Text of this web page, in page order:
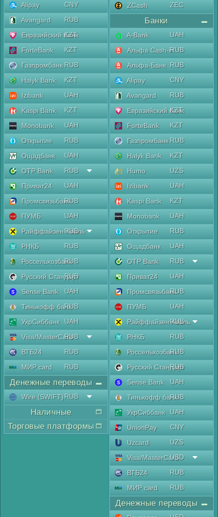
Alipay
CNY
Avangard
RUB
Евразийский банк
KZT
ForteBank
KZT
Газпромбанк RUB
Halyk Bank
KZT
Izibank
UAH
Kaspi Bank
KZT
Monobank
UAH
Открытие
RUB
Ощадбанк
UAH
OTP Bank
RUB
Приват24
UAH
ПромсвязьбанкRUB
ПУМБ
UAH
Райффайзен Аваль
RUB
РНКБ
RUB
РоссельхозбанкRUB
Русский Стандарт
RUB
Sense Bank
UAH
Тинькофф банкRUB
УкрСиббанк
UAH
Visa/MasterCard
RUB
ВТБ24
RUB
МИР card
RUB
Денежные переводы
Wire (SWIFT)RUB
Наличные
Торговые платформы
ZCash
ZEC
Банки
A-Bank
UAH
Альфа Cash-inRUB
Альфа-Банк RUB
Alipay
CNY
Avangard
RUB
Евразийский банк
KZT
ForteBank
KZT
Газпромбанк RUB
Halyk Bank
KZT
Humo
UZS
Izibank
UAH
Kaspi Bank
KZT
Monobank
UAH
Открытие
RUB
Ощадбанк
UAH
OTP Bank
RUB
Приват24
UAH
ПромсвязьбанкRUB
ПУМБ
UAH
Райффайзен Аваль
RUB
РНКБ
RUB
РоссельхозбанкRUB
Русский Стандарт
RUB
Sense Bank
UAH
Тинькофф банкRUB
УкрСиббанк
UAH
UnionPay
CNY
Uzcard
UZS
Visa/MasterCard
USD
ВТБ24
RUB
МИР card
RUB
Денежные переводы